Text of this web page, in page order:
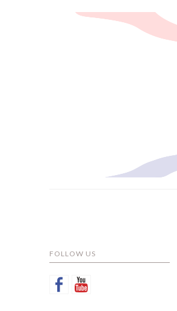
FOLLOW US